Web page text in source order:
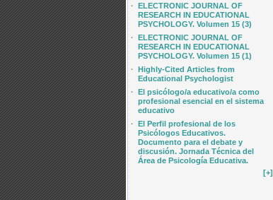
· ELECTRONIC JOURNAL OF
RESEARCH IN EDUCATIONAL
PSYCHOLOGY. Volumen 15 (3)
· ELECTRONIC JOURNAL OF
RESEARCH IN EDUCATIONAL
PSYCHOLOGY. Volumen 15 (1)
· Highly-Cited Articles from
Educational Psychologist
· El psicólogo/a educativo/a como
profesional esencial en el sistema
educativo
· El Perfil profesional de los
Psicólogos Educativos.
Documento para el debate y
discusión. Jornada Técnica del
Área de Psicología Educativa.
[+]